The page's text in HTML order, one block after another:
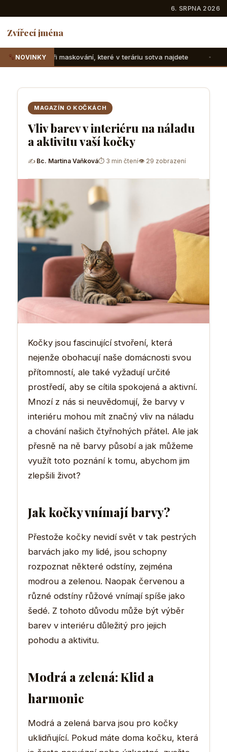
6. SRPNA 2026
Zvířecí jména
NOVINKY
které v teráriu sotva najdete Suchozemské
MAGAZÍN O KOČKÁCH
Vliv barev v interiéru na náladu
a aktivitu vaší kočky
✍ Bc. Martina Vaňková⏱ 3 min čtení👁 29 zobrazení
Kočky jsou fascinující stvoření, která
nejenže obohacují naše domácnosti svou
přítomností, ale také vyžadují určité
prostředí, aby se cítila spokojená a aktivní.
Mnozí z nás si neuvědomují, že barvy v
interiéru mohou mít značný vliv na náladu
a chování našich čtyřnohých přátel. Ale jak
přesně na ně barvy působí a jak můžeme
využít toto poznání k tomu, abychom jim
zlepšili život?
Jak kočky vnímají barvy?
Přestože kočky nevidí svět v tak pestrých
barvách jako my lidé, jsou schopny
rozpoznat některé odstíny, zejména
modrou a zelenou. Naopak červenou a
různé odstíny růžové vnímají spíše jako
šedé. Z tohoto důvodu může být výběr
barev v interiéru důležitý pro jejich
pohodu a aktivitu.
Modrá a zelená: Klid a
harmonie
Modrá a zelená barva jsou pro kočky
uklidňující. Pokud máte doma kočku, která